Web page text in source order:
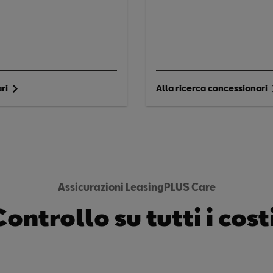
Alla ricerca concessionari
Assicurazioni LeasingPLUS Care
su tutti i